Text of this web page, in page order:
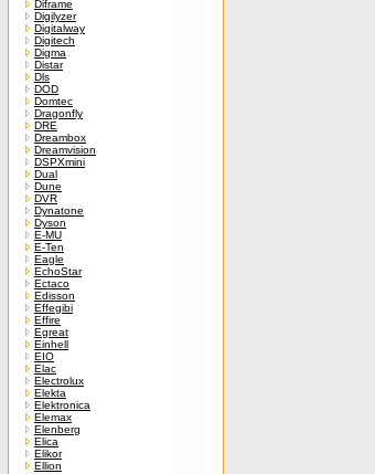
Diframe
Digilyzer
Digitalway
Digitech
Digma
Distar
Dls
DOD
Domtec
Dragonfly
DRE
Dreambox
Dreamvision
DSPXmini
Dual
Dune
DVR
Dynatone
Dyson
E-MU
E-Ten
Eagle
EchoStar
Ectaco
Edisson
Effegibi
Effire
Egreat
Einhell
EIO
Elac
Electrolux
Elekta
Elektronica
Elemax
Elenberg
Elica
Elikor
Ellion